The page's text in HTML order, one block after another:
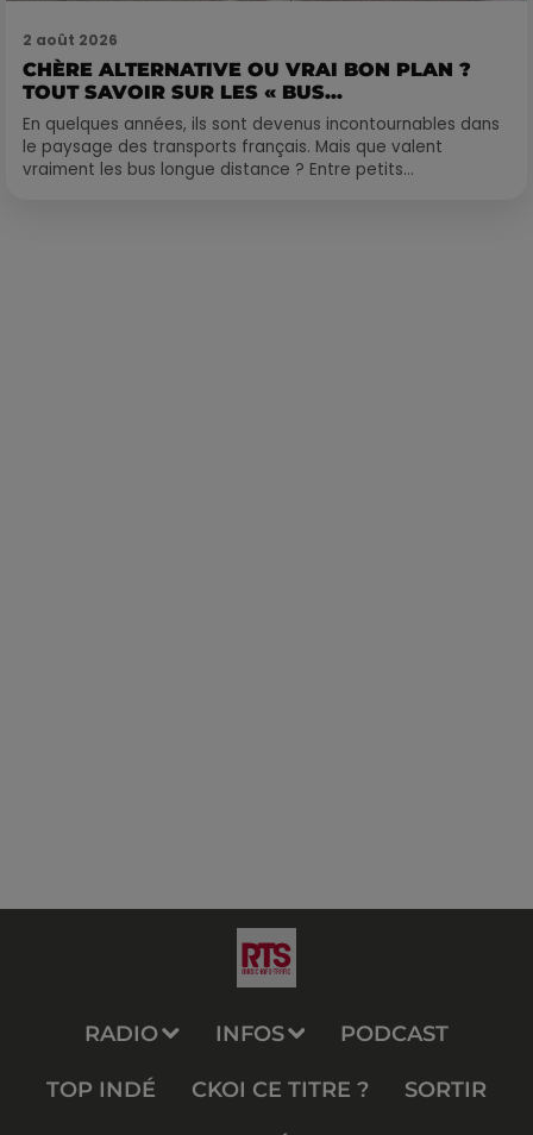
2 août 2026
CHÈRE ALTERNATIVE OU VRAI BON PLAN ?
TOUT SAVOIR SUR LES « BUS...
En quelques années, ils sont devenus incontournables dans
le paysage des transports français. Mais que valent
vraiment les bus longue distance ? Entre petits...
RADIO INFOS PODCAST
TOP INDÉ CKOI CE TITRE ? SORTIR